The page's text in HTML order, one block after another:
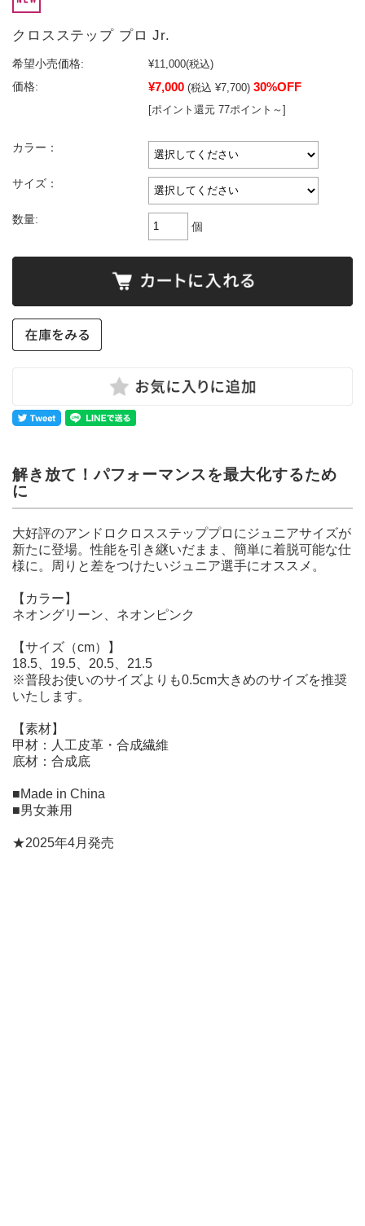
クロスステップ プロ Jr.
希望小売価格: ¥11,000(税込)
価格:
¥7,000 (税込 ¥7,700) 30%OFF
[ポイント還元 77ポイント～]
カラー：
サイズ：
数量:
個
解き放て！パフォーマンスを最大化するため
に
大好評のアンドロクロスステッププロにジュニアサイズが
新たに登場。性能を引き継いだまま、簡単に着脱可能な仕
様に。周りと差をつけたいジュニア選手にオススメ。
【カラー】
ネオングリーン、ネオンピンク
【サイズ（cm）】
18.5、19.5、20.5、21.5
※普段お使いのサイズよりも0.5cm大きめのサイズを推奨
いたします。
【素材】
甲材：人工皮革・合成繊維
底材：合成底
■Made in China
■男女兼用
★2025年4月発売